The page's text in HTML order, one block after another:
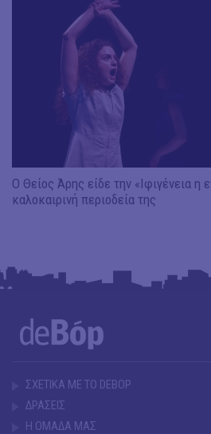
Ο Θείος Άρης είδε την «Ιφιγένεια η
καλοκαιρινή περιοδεία της
ΣΧΕΤΙΚΑ ΜΕ ΤΟ DEBOP
ΔΡΑΣΕΙΣ
Η ΟΜΑΔΑ ΜΑΣ